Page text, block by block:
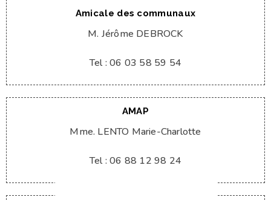
Amicale des communaux
M. Jérôme DEBROCK
Tel : 06 03 58 59 54
AMAP
Mme. LENTO Marie-Charlotte
Tel : 06 88 12 98 24